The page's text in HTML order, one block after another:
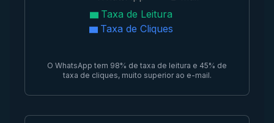
Taxa de Leitura
Taxa de Cliques
O WhatsApp tem 98% de taxa de leitura e 45% de
taxa de cliques, muito superior ao e-mail.